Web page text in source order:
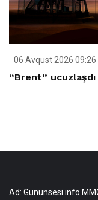
06 Avqust 2026 09:26
“Brent” ucuzlaşdı
Ad: Gununsesi.info